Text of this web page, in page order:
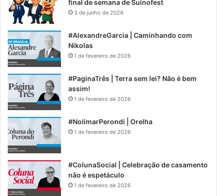
final de semana de Suinofest
3 de junho de 2026
#AlexandreGarcia | Caminhando com
Nikolas
1 de fevereiro de 2026
#PaginaTrês | Terra sem lei? Não é bem
assim!
1 de fevereiro de 2026
#NolimarPerondi | Orelha
1 de fevereiro de 2026
#ColunaSocial | Celebração de casamento
não é espetáculo
1 de fevereiro de 2026